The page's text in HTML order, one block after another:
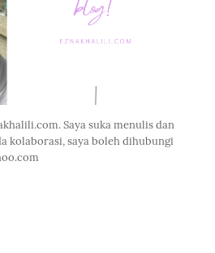
Saya suka menulis dan
kolaborasi, saya boleh dihubungi